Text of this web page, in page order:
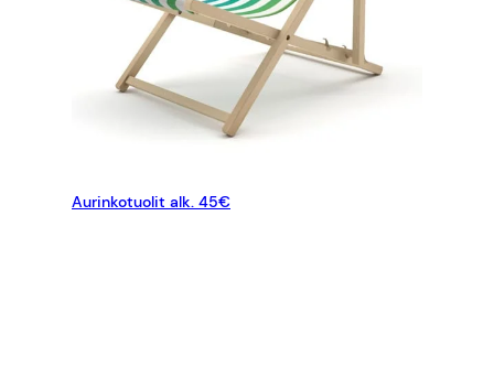
Aurinkotuolit alk. 45€